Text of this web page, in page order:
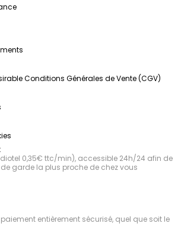
Conditions Générales de Vente (CGV)
0,35€ ttc/min), accessible 24h/24 afin de
garde la plus proche de chez vous
entièrement sécurisé, quel que soit le